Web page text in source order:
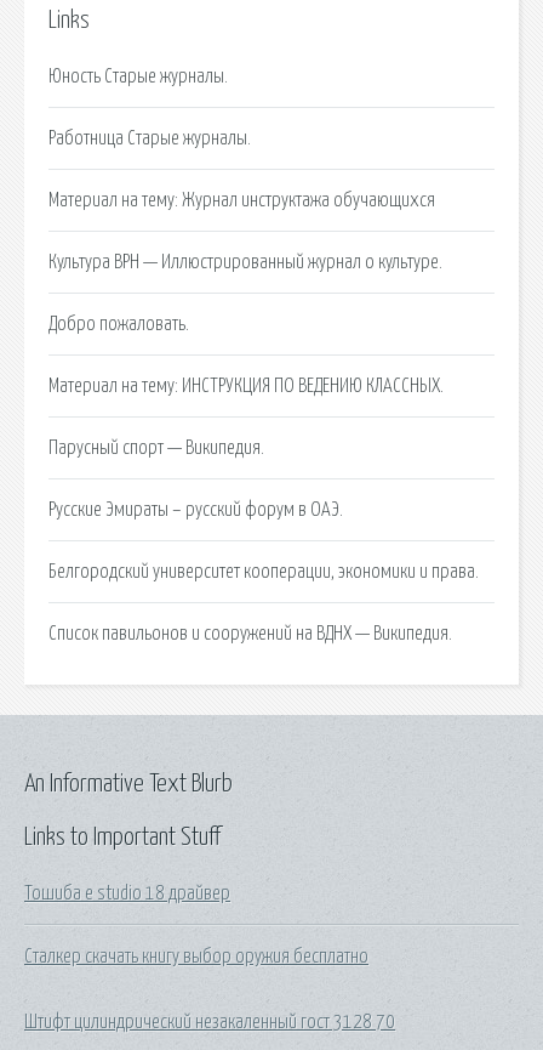
Links
Юность Старые журналы.
Работница Старые журналы.
Материал на тему: Журнал инструктажа обучающихся
Культура ВРН — Иллюстрированный журнал о культуре.
Добро пожаловать.
Материал на тему: ИНСТРУКЦИЯ ПО ВЕДЕНИЮ КЛАССНЫХ.
Парусный спорт — Википедия.
Русские Эмираты – русский форум в ОАЭ.
Белгородский университет кооперации, экономики и права.
Список павильонов и сооружений на ВДНХ — Википедия.
Links to Important Stuff
Тошиба e studio 18 драйвер
Сталкер скачать книгу выбор оружия бесплатно
Штифт цилиндрический незакаленный гост 3128 70
An Informative Text Blurb